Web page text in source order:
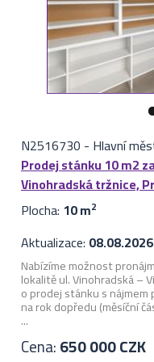
N2516730 - Hlavní
Prodej stánku 10 m2
Vinohradská tržnice,
Plocha: 10 m2
Aktualizace: 08.08.2026
Nabízíme možnost
lokalitě ul. Vinohradská –
o prodej stánku s
na rok dopředu (měsíční
...
Cena:650 000 CZK